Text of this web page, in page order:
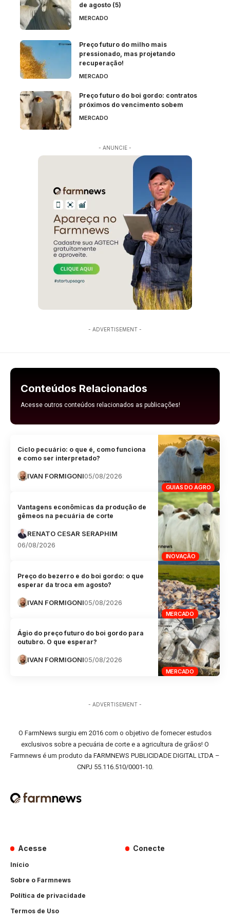
de agosto (5)
MERCADO
Preço futuro do milho mais
pressionado, mas projetando
recuperação!
MERCADO
Preço futuro do boi gordo: contratos
próximos do vencimento sobem
MERCADO
- ANUNCIE -
- ADVERTISEMENT -
Conteúdos Relacionados
Acesse outros conteúdos relacionados as publicações!
GUIAS DO AGRO
Ciclo pecuário: o que é, como funciona
e como ser interpretado?
IVAN FORMIGONI05/08/2026
INOVAÇÃO
Vantagens econômicas da produção de
gêmeos na pecuária de corte
RENATO CESAR SERAPHIM
06/08/2026
MERCADO
Preço do bezerro e do boi gordo: o que
esperar da troca em agosto?
IVAN FORMIGONI05/08/2026
MERCADO
Ágio do preço futuro do boi gordo para
outubro. O que esperar?
IVAN FORMIGONI05/08/2026
- ADVERTISEMENT -
O FarmNews surgiu em 2016 com o objetivo de fornecer estudos
exclusivos sobre a pecuária de corte e a agricultura de grãos! O
Farmnews é um produto da FARMNEWS PUBLICIDADE DIGITAL LTDA –
CNPJ 55.116.510/0001-10.
Acesse
Início
Sobre o Farmnews
Política de privacidade
Termos de Uso
Conecte